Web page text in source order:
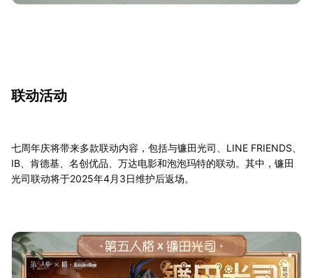
联动活动
七周年庆将带来多款联动内容，包括与镰田光司、LINE FRIENDS、
IB、肯德基、名创优品、万达电影和泡泡玛特的联动。其中，镰田
光司联动将于2025年4月3日维护后返场。